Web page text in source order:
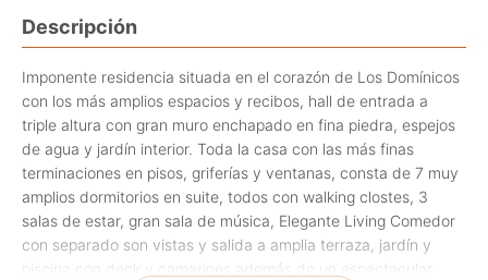
Descripción
Imponente residencia situada en el corazón de Los Domínicos
con los más amplios espacios y recibos, hall de entrada a
triple altura con gran muro enchapado en fina piedra, espejos
de agua y jardín interior. Toda la casa con las más finas
terminaciones en pisos, griferías y ventanas, consta de 7 muy
amplios dormitorios en suite, todos con walking clostes, 3
salas de estar, gran sala de música, Elegante Living Comedor
con separado son vistas y salida a amplia terraza, jardín y
piscina con deck y camarines además de un espectacular